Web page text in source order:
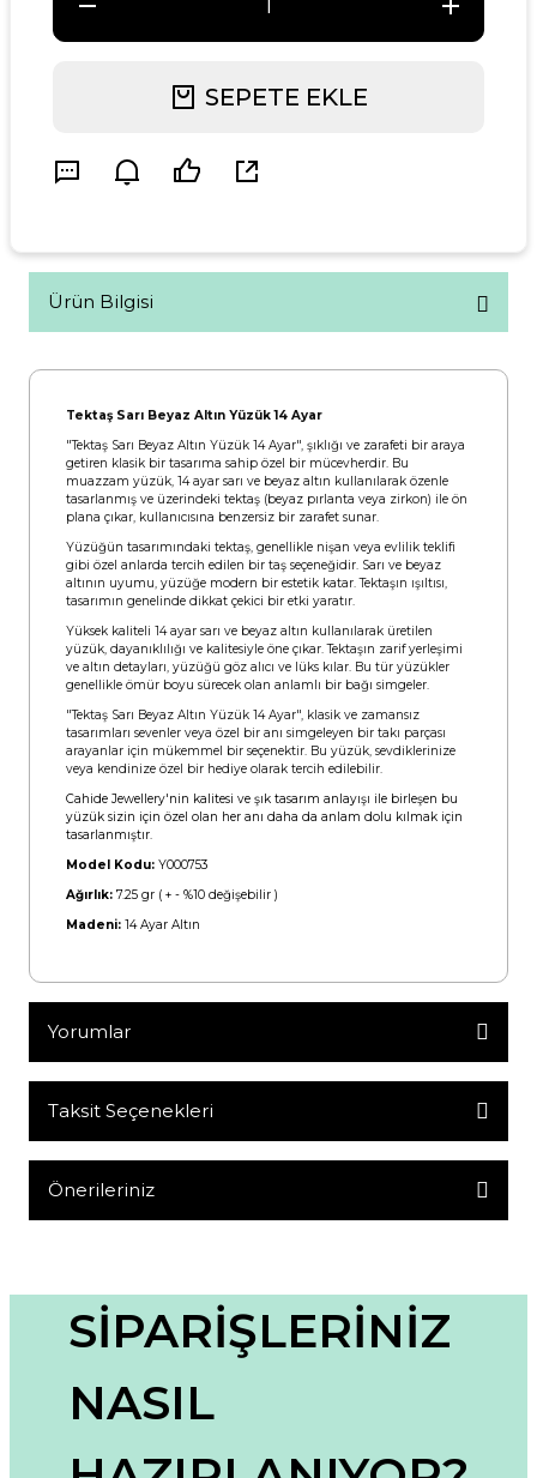
SEPETE EKLE
Ürün Bilgisi
Tektaş Sarı Beyaz Altın Yüzük 14 Ayar
"Tektaş Sarı Beyaz Altın Yüzük 14 Ayar", şıklığı ve zarafeti bir araya
getiren klasik bir tasarıma sahip özel bir mücevherdir. Bu
muazzam yüzük, 14 ayar sarı ve beyaz altın kullanılarak özenle
tasarlanmış ve üzerindeki tektaş (beyaz pırlanta veya zirkon) ile ön
plana çıkar, kullanıcısına benzersiz bir zarafet sunar.
Yüzüğün tasarımındaki tektaş, genellikle nişan veya evlilik teklifi
gibi özel anlarda tercih edilen bir taş seçeneğidir. Sarı ve beyaz
altının uyumu, yüzüğe modern bir estetik katar. Tektaşın ışıltısı,
tasarımın genelinde dikkat çekici bir etki yaratır.
Yüksek kaliteli 14 ayar sarı ve beyaz altın kullanılarak üretilen
yüzük, dayanıklılığı ve kalitesiyle öne çıkar. Tektaşın zarif yerleşimi
ve altın detayları, yüzüğü göz alıcı ve lüks kılar. Bu tür yüzükler
genellikle ömür boyu sürecek olan anlamlı bir bağı simgeler.
"Tektaş Sarı Beyaz Altın Yüzük 14 Ayar", klasik ve zamansız
tasarımları sevenler veya özel bir anı simgeleyen bir takı parçası
arayanlar için mükemmel bir seçenektir. Bu yüzük, sevdiklerinize
veya kendinize özel bir hediye olarak tercih edilebilir.
Cahide Jewellery'nin kalitesi ve şık tasarım anlayışı ile birleşen bu
yüzük sizin için özel olan her anı daha da anlam dolu kılmak için
tasarlanmıştır.
Model Kodu: Y000753
Ağırlık: 7.25 gr ( + - %10 değişebilir )
Madeni: 14 Ayar Altın
Yorumlar
Bu ürüne ilk yorumu siz yapın!
Taksit Seçenekleri
Önerileriniz
Görüş ve önerileriniz için teşekkür ederiz.
Ürün resmi kalitesiz, bozuk veya görüntülenemiyor.
Ürün açıklamasında eksik bilgiler bulunuyor.
Ürün fiyatı diğer sitelerden daha pahalı.
SİPARİŞLERİNİZ
NASIL